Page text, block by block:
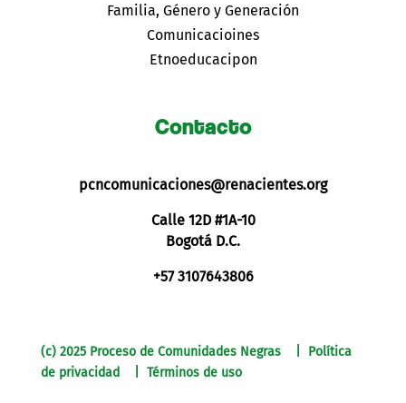
Familia, Género y Generación
Comunicacioines
Etnoeducacipon
Contacto
pcncomunicaciones@renacientes.org
Calle 12D #1A-10
Bogotá D.C.
+57 3107643806
(c) 2025 Proceso de Comunidades Negras | Política
de privacidad | Términos de uso